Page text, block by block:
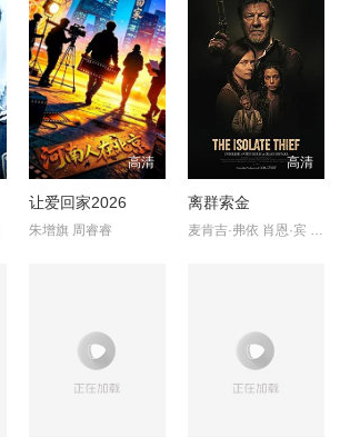
高清
让爱回家2026
朱增旗 周睿睿
高清
离群索金
麦肯吉·弗依 肖恩·宾 奥德娅·拉什